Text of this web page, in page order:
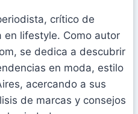
crítico de
lifestyle. Como autor
se dedica a descubrir
en moda, estilo
acercando a sus
de marcas y consejos